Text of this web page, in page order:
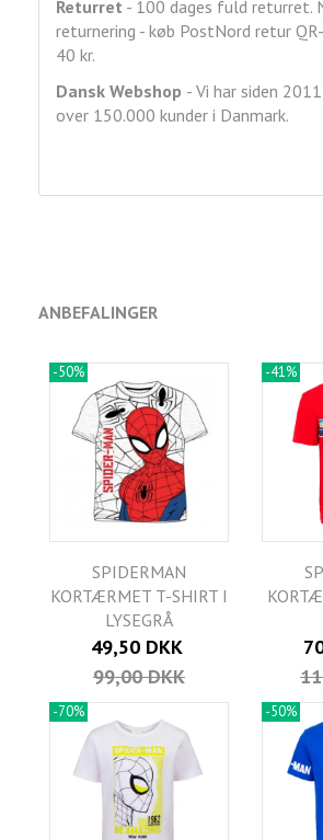
Returret - 100 dages fuld returret.
returnering - køb PostNord retur
40 kr.
Dansk Webshop - Vi har siden
over 150.000 kunder i Danmark.
ANBEFALINGER
-50%
SPIDERMAN
KORTÆRMET T-SHIRT I
LYSEGRÅ
49,50 DKK
99,00 DKK
-41%
-70% -50%